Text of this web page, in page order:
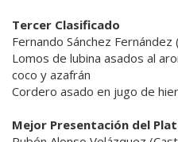
Tercer Clasificado
Fernando Sánchez Fernández
Lomos de lubina asados al
coco y azafrán
Cordero asado en jugo de
Mejor Presentación del